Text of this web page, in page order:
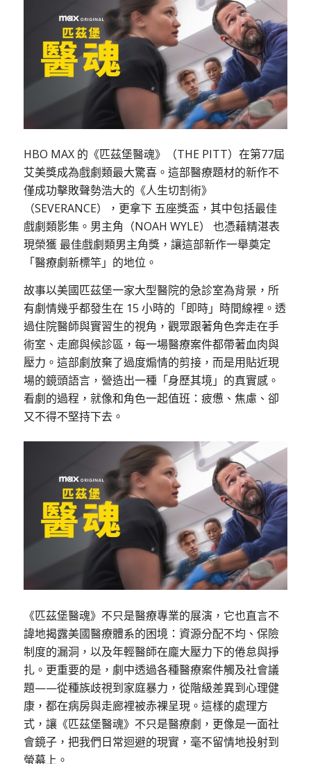
HBO MAX 的《匹茲堡醫魂》（THE PITT）在第77屆
艾美獎成為戲劇類最大驚喜。這部醫療題材的新作不
僅成功擊敗聲勢浩大的《人生切割術》
（SEVERANCE），更拿下 五座獎盃，其中包括最佳
戲劇類影集。男主角（NOAH WYLE） 也憑藉精湛表
現榮獲 最佳戲劇類男主角獎，讓這部新作一舉奠定
「醫療劇新標竿」的地位。
故事以美國匹茲堡一家大型醫院的急診室為背景，所
有劇情幾乎都發生在 15 小時的「即時」時間線裡。透
過住院醫師與實習生的視角，觀眾跟著角色奔走在手
術室、走廊與候診區，每一場醫療案件都帶著血肉與
壓力。這部劇放棄了過度煽情的剪接，而是用貼近現
場的鏡頭語言，營造出一種「身歷其境」的真實感。
看劇的過程，就像和角色一起值班：疲憊、焦慮、卻
又不得不堅持下去。
《匹茲堡醫魂》不只是醫療專業的展演，它也直言不
諱地揭露美國醫療體系的困境：資源分配不均、保險
制度的漏洞，以及年輕醫師在龐大壓力下的倦怠與掙
扎。更重要的是，劇中透過各種醫療案件觸及社會議
題——從種族歧視到家庭暴力，從階級差異到心理健
康，都在病房與走廊裡被赤裸呈現。這樣的處理方
式，讓《匹茲堡醫魂》不只是醫療劇，更像是一面社
會鏡子，把我們日常迴避的現實，毫不留情地投射到
螢幕上。